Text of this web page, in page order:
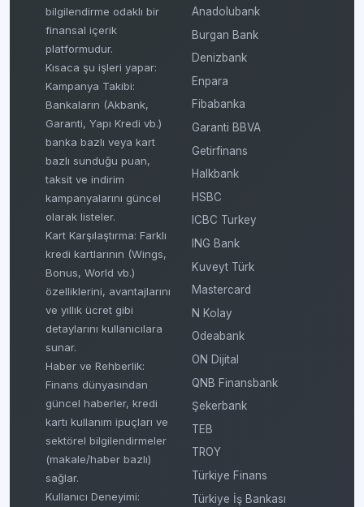
bilgilendirme odaklı bir
finansal içerik
platformudur.
Kısaca şu işleri yapar:
Kampanya Takibi:
Bankaların (Akbank,
Garanti, Yapı Kredi vb.)
banka bazlı veya kart
bazlı sunduğu puan,
taksit ve indirim
kampanyalarını güncel
olarak listeler.
Kart Karşılaştırma: Farklı
kredi kartlarının (Wings,
Bonus, World vb.)
özelliklerini, avantajlarını
ve yıllık ücret gibi
detaylarını kullanıcılara
sunar.
Haber ve Rehberlik:
Finans dünyasından
güncel haberler, kredi
kartı kullanım ipuçları ve
sektörel bilgilendirmeler
(makale/haber bazlı)
sağlar.
Kullanıcı Deneyimi:
Anadolubank
Burgan Bank
Denizbank
Enpara
Fibabanka
Garanti BBVA
Getirfinans
Halkbank
HSBC
ICBC Turkey
ING Bank
Kuveyt Türk
Mastercard
N Kolay
Odeabank
ON Dijital
QNB Finansbank
Şekerbank
TEB
TROY
Türkiye Finans
Türkiye İş Bankası